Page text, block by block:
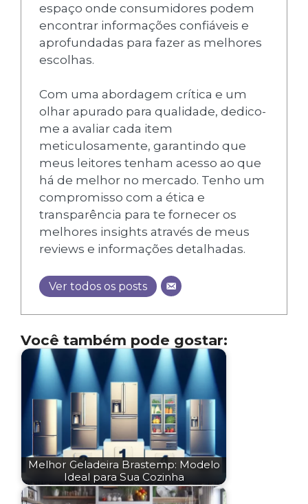
espaço onde consumidores podem
encontrar informações confiáveis e
aprofundadas para fazer as melhores
escolhas.
Com uma abordagem crítica e um
olhar apurado para qualidade, dedico-
me a avaliar cada item
meticulosamente, garantindo que
meus leitores tenham acesso ao que
há de melhor no mercado. Tenho um
compromisso com a ética e
transparência para te fornecer os
melhores insights através de meus
reviews e informações detalhadas.
Ver todos os posts
Você também pode gostar:
Melhor Geladeira Brastemp: Modelo
Ideal para Sua Cozinha